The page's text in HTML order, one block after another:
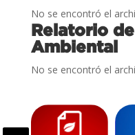
No se encontró el
Relatorio
Ambiental
No se encontró el